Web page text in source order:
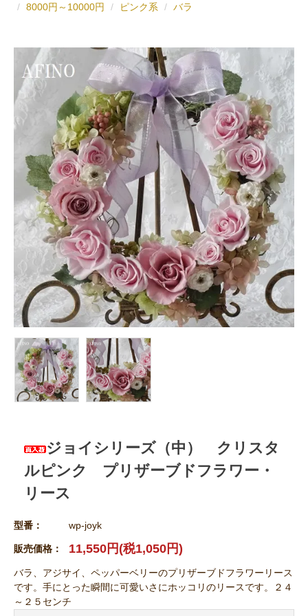
8000円～10000円 ピンク系 バラ
ジョイシリーズ（中） クリスタ
ルピンク プリザーブドフラワー・
リース
型番： wp-joyk
販売価格： 11,550円(税1,050円)
バラ、アジサイ、ペッパーベリーのプリザーブドフラワーリース
です。手にとった瞬間に可愛いさにホッコリのリースです。２４
～２５センチ